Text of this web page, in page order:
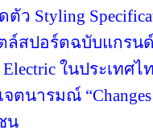
ตัว Styling
สปอร์ตฉบับแกรนด์
ในประเทศ
นารมณ์
น